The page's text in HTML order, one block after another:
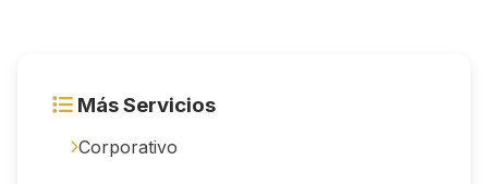
Más Servicios
Corporativo